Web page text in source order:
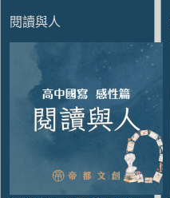
閱讀與人